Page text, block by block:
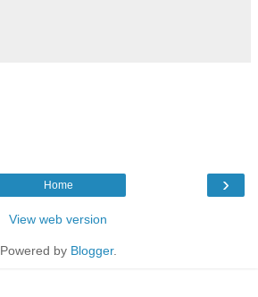
›
Home
View web version
Powered by Blogger.